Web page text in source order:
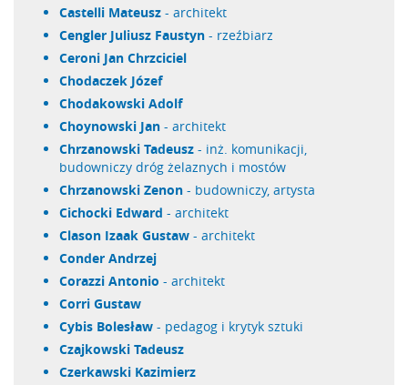
Castelli Mateusz - architekt
Cengler Juliusz Faustyn - rzeźbiarz
Ceroni Jan Chrzciciel
Chodaczek Józef
Chodakowski Adolf
Choynowski Jan - architekt
Chrzanowski Tadeusz - inż. komunikacji,
budowniczy dróg żelaznych i mostów
Chrzanowski Zenon - budowniczy, artysta
Cichocki Edward - architekt
Clason Izaak Gustaw - architekt
Conder Andrzej
Corazzi Antonio - architekt
Corri Gustaw
Cybis Bolesław - pedagog i krytyk sztuki
Czajkowski Tadeusz
Czerkawski Kazimierz